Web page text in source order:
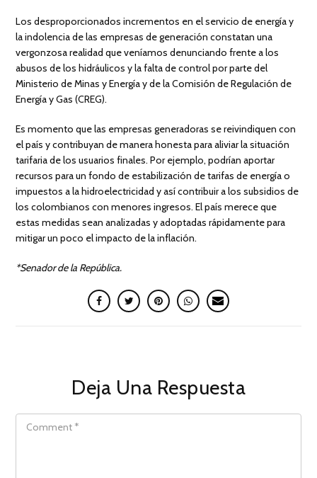
Los desproporcionados incrementos en el servicio de energía y
la indolencia de las empresas de generación constatan una
vergonzosa realidad que veníamos denunciando frente a los
abusos de los hidráulicos y la falta de control por parte del
Ministerio de Minas y Energía y de la Comisión de Regulación de
Energía y Gas (CREG).
Es momento que las empresas generadoras se reivindiquen con
el país y contribuyan de manera honesta para aliviar la situación
tarifaria de los usuarios finales. Por ejemplo, podrían aportar
recursos para un fondo de estabilización de tarifas de energía o
impuestos a la hidroelectricidad y así contribuir a los subsidios de
los colombianos con menores ingresos. El país merece que
estas medidas sean analizadas y adoptadas rápidamente para
mitigar un poco el impacto de la inflación.
*Senador de la República.
Deja Una Respuesta
COMMENT